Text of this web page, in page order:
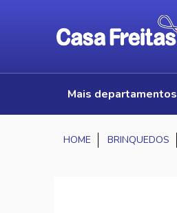
mais departamentos
BRINQUEDOS